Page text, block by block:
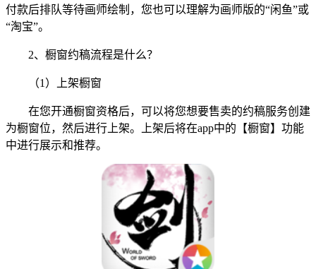
付款后排队等待画师绘制，您也可以理解为画师版的“闲鱼”或
“淘宝”。
2、橱窗约稿流程是什么？
（1）上架橱窗
在您开通橱窗资格后，可以将您想要售卖的约稿服务创建
为橱窗位，然后进行上架。上架后将在app中的【橱窗】功能
中进行展示和推荐。